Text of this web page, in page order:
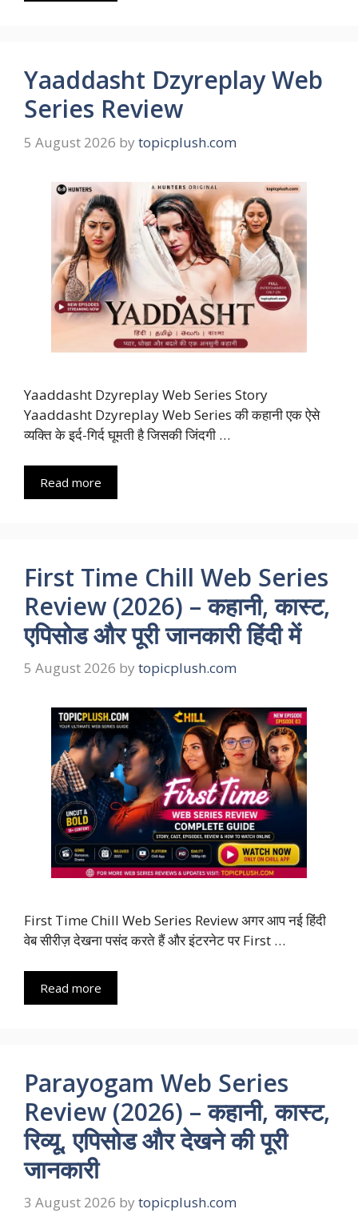
Yaaddasht Dzyreplay Web
Series Review
5 August 2026 by topicplush.com
Yaaddasht Dzyreplay Web Series Story
Yaaddasht Dzyreplay Web Series की कहानी एक ऐसे
व्यक्ति के इर्द-गिर्द घूमती है जिसकी जिंदगी …
Read more
First Time Chill Web Series
Review (2026) – कहानी, कास्ट,
एपिसोड और पूरी जानकारी हिंदी में
5 August 2026 by topicplush.com
First Time Chill Web Series Review अगर आप नई हिंदी
वेब सीरीज़ देखना पसंद करते हैं और इंटरनेट पर First …
Read more
Parayogam Web Series
Review (2026) – कहानी, कास्ट,
रिव्यू, एपिसोड और देखने की पूरी
जानकारी
3 August 2026 by topicplush.com